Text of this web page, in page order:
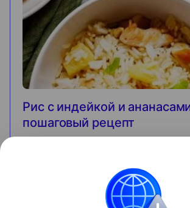
Рис с индейкой и
пошаговый рецепт
Энергетическая ценность на 100 гр.